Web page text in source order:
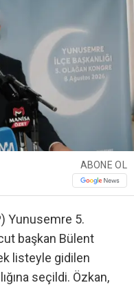
ABONE OL
Yunusemre 5.
başkan Bülent
listeyle gidilen
seçildi. Özkan,